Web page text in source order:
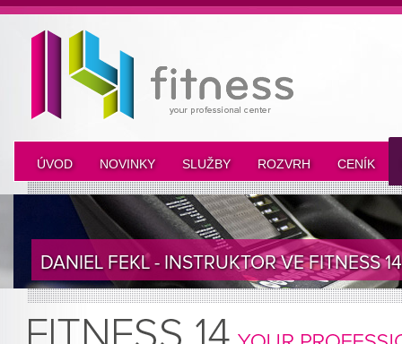
ÚVOD NOVINKY SLUŽBY ROZVRH CENÍK
DANIEL FEKL - INSTRUKTOR VE FITNESS 14